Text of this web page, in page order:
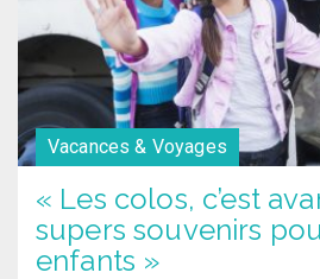
Vacances & Voyages
« Les colos, c’est
supers souvenirs
enfants »